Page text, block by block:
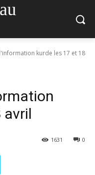
kurde les 17 et 18
avril
0
1631